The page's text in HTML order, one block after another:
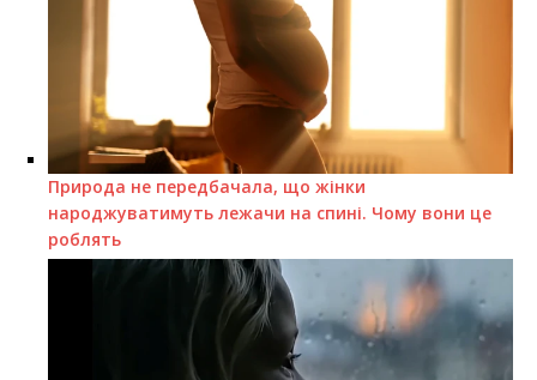
Природа не передбачала, що жінки
народжуватимуть лежачи на спині. Чому вони це
роблять